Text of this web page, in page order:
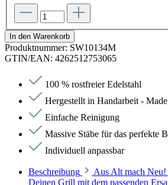
In den Warenkorb
Produktnummer: SW10134M
GTIN/EAN: 4262512753065
100 % rostfreier Edelstahl
Hergestellt in Handarbeit -
Einfache Reinigung
Massive Stäbe für das perfekte
Individuell anpassbar
Beschreibung
Aus Alt mach
Deinen Grill mit dem passenden